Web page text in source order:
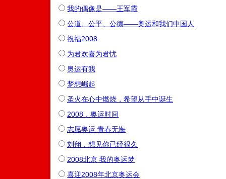
我的偶像是——王军霞
公道、公平、公德——奥运和我们中国人
祝福2008
为君欢喜为君忧
奥运有我
梦想崛起
圣火在心中燃烧，希望从手中诞生
2008，奥运时间
志愿奥运 青春无悔
刘翔，想见你已经很久
2008北京 我的奥运梦
喜迎2008年北京奥运会